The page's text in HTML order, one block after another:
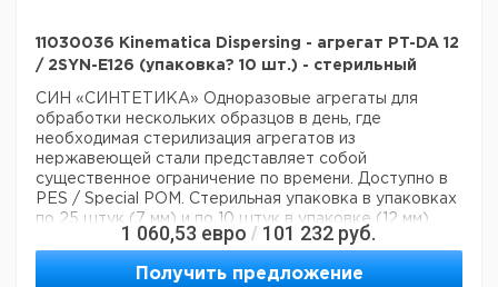
11030036 Kinematica Dispersing - агрегат PT-DA 12
/ 2SYN-E126 (упаковка? 10 шт.) - стерильный
СИН «СИНТЕТИКА» Одноразовые агрегаты для
обработки нескольких образцов в день, где
необходимая стерилизация агрегатов из
нержавеющей стали представляет собой
существенное ограничение по времени. Доступно в
PES / Special POM. Стерильная упаковка в упаковках
по 25 штук (7 мм) и по 10 штук в упаковке (12 мм)
Выбор и применение - Предотвращение
загрязнения Х- Все стандартные применения
диспергирования аналогичны агрегату ЕС
1 060,53 евро / 101 232 руб.
Получить предложение